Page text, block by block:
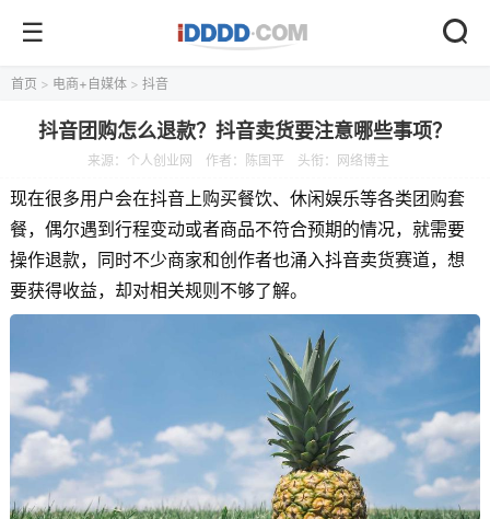
首页 > 电商+自媒体 > 抖音
抖音团购怎么退款？抖音卖货要注意哪些事项？
来源： 个人创业网 作者：陈国平 头衔：网络博主
现在很多用户会在抖音上购买餐饮、休闲娱乐等各类团购套
餐，偶尔遇到行程变动或者商品不符合预期的情况，就需要
操作退款，同时不少商家和创作者也涌入抖音卖货赛道，想
要获得收益，却对相关规则不够了解。